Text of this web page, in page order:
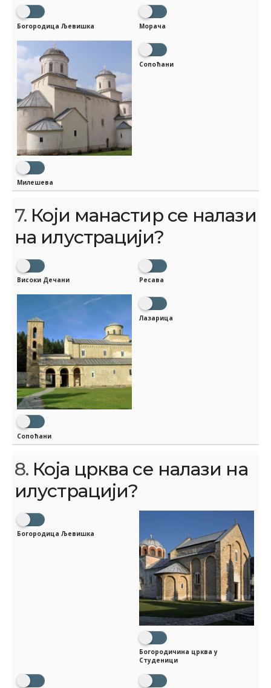
Богородица Љевишка Морача
Милешева
Сопоћани
7. Који манастир се налази
на илустрацији?
Високи Дечани Ресава
Сопоћани
Лазарица
8. Која црква се налази на
илустрацији?
Богородица Љевишка
Богородичина црква у
Студеници